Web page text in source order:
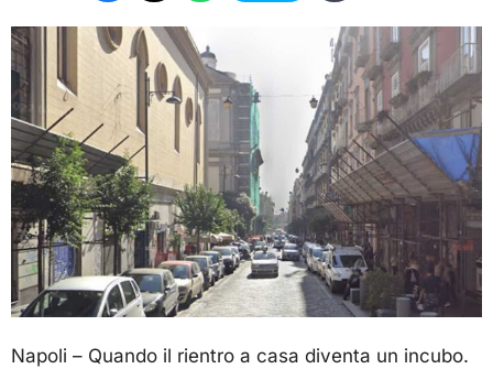
Napoli – Quando il rientro a casa diventa un incubo.